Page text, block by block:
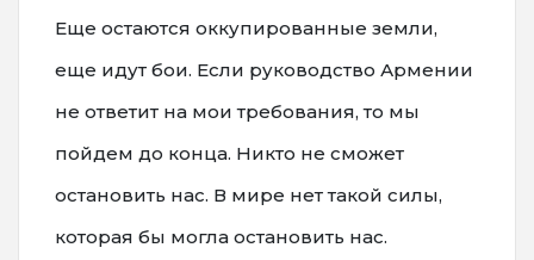
Еще остаются оккупированные земли,
еще идут бои. Если руководство Армении
не ответит на мои требования, то мы
пойдем до конца. Никто не сможет
остановить нас. В мире нет такой силы,
которая бы могла остановить нас.